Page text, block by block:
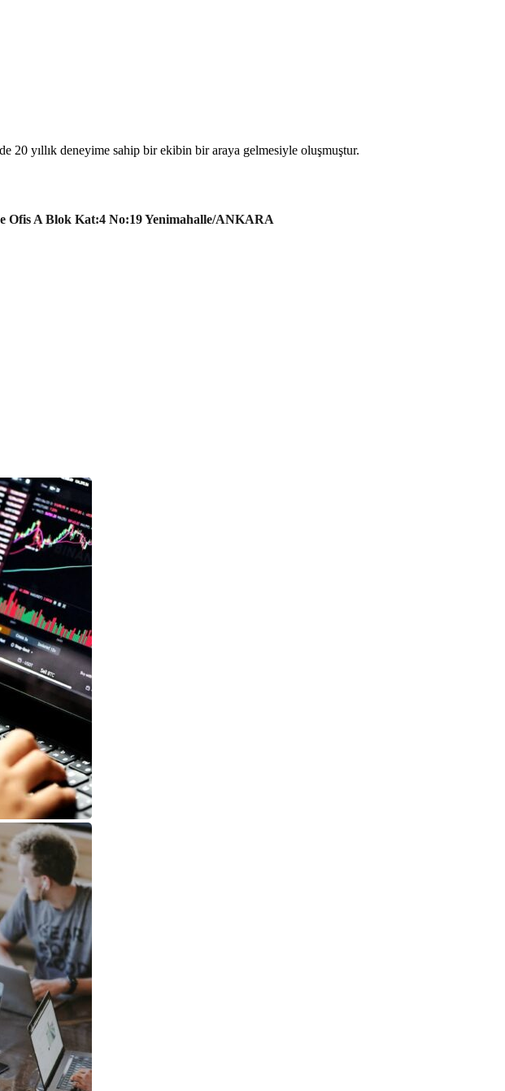
20 yıllık deneyime sahip bir ekibin bir araya gelmesiyle oluşmuştur.
Ofis A Blok Kat:4 No:19 Yenimahalle/ANKARA